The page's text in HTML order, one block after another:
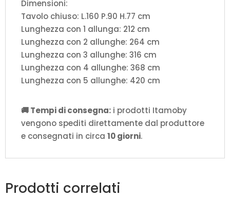
Dimensioni:
Tavolo chiuso: L.160 P.90 H.77 cm
Lunghezza con 1 allunga: 212 cm
Lunghezza con 2 allunghe: 264 cm
Lunghezza con 3 allunghe: 316 cm
Lunghezza con 4 allunghe: 368 cm
Lunghezza con 5 allunghe: 420 cm
🚚 Tempi di consegna: i prodotti Itamoby
vengono spediti direttamente dal produttore
e consegnati in circa 10 giorni.
Prodotti correlati